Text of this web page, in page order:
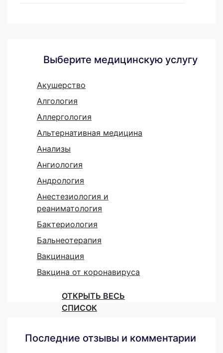
Выберите медицинскую услугу
Акушерство
Алгология
Аллергология
Альтернативная медицина
Анализы
Ангиология
Андрология
Анестезиология и
реаниматология
Бактериология
Бальнеотерапия
Вакцинация
Вакцина от коронавируса
ОТКРЫТЬ ВЕСЬ
СПИСОК
Последние отзывы и комментарии